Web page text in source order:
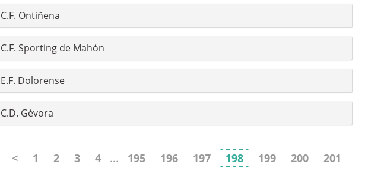
C.F. Ontiñena
C.F. Sporting de Mahón
E.F. Dolorense
C.D. Gévora
< 1 2 3 4 ... 195 196 197 198 199 200
201